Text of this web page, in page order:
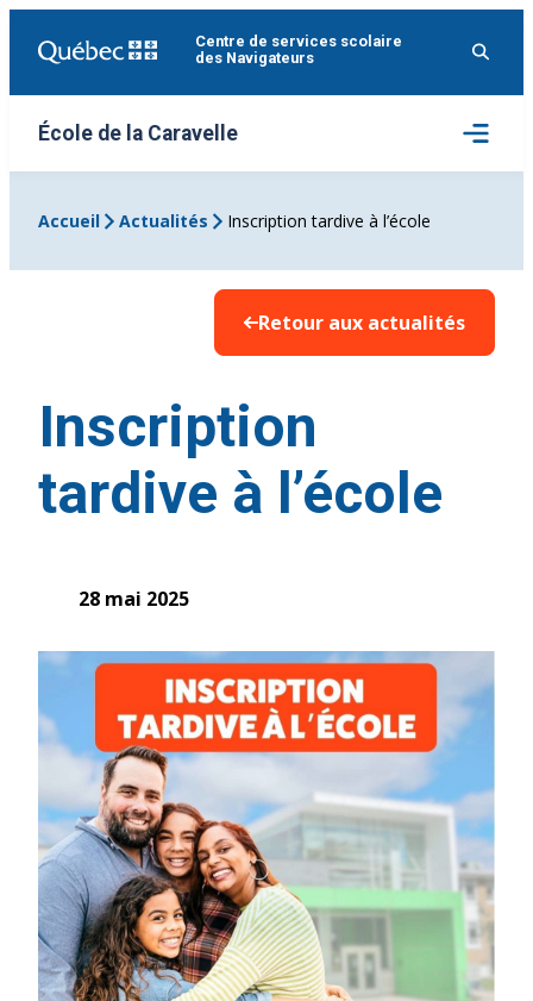
Centre de services scolaire
des Navigateurs
École de la Caravelle
Ouvrir
le
menu
Accueil
Actualités Inscription tardive à l’école
Retour aux actualités
Inscription
tardive à l’école
28 mai 2025